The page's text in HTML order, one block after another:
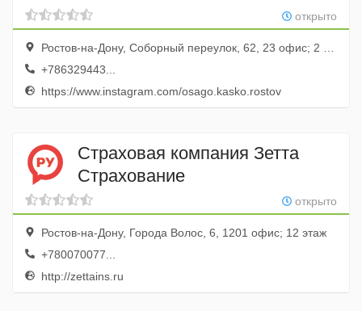
открыто
Ростов-на-Дону, Соборный переулок, 62, 23 офис; 2 этаж
+786329443...
https://www.instagram.com/osago.kasko.rostov
Страховая компания Зетта
Страхование
открыто
Ростов-на-Дону, Города Волос, 6, 1201 офис; 12 этаж
+780070077...
http://zettains.ru